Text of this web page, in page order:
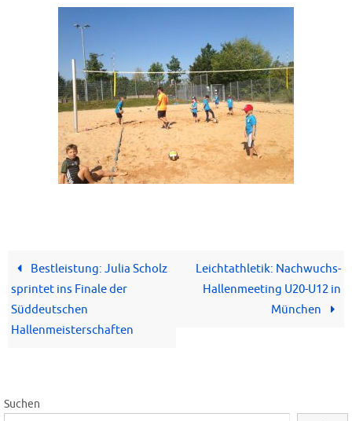
Bestleistung: Julia Scholz
sprintet ins Finale der
Süddeutschen
Hallenmeisterschaften
Leichtathletik: Nachwuchs-
Hallenmeeting U20-U12 in
München
Suchen